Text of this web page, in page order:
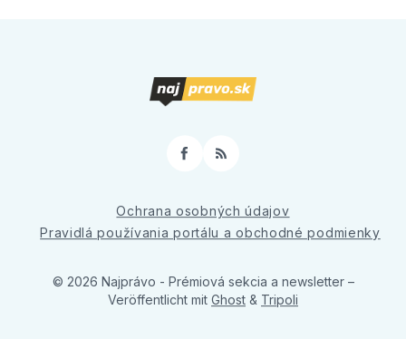
Facebook
RSS
Ochrana osobných údajov
Pravidlá používania portálu a obchodné podmienky
© 2026 Najprávo - Prémiová sekcia a newsletter –
Veröffentlicht mit Ghost & Tripoli